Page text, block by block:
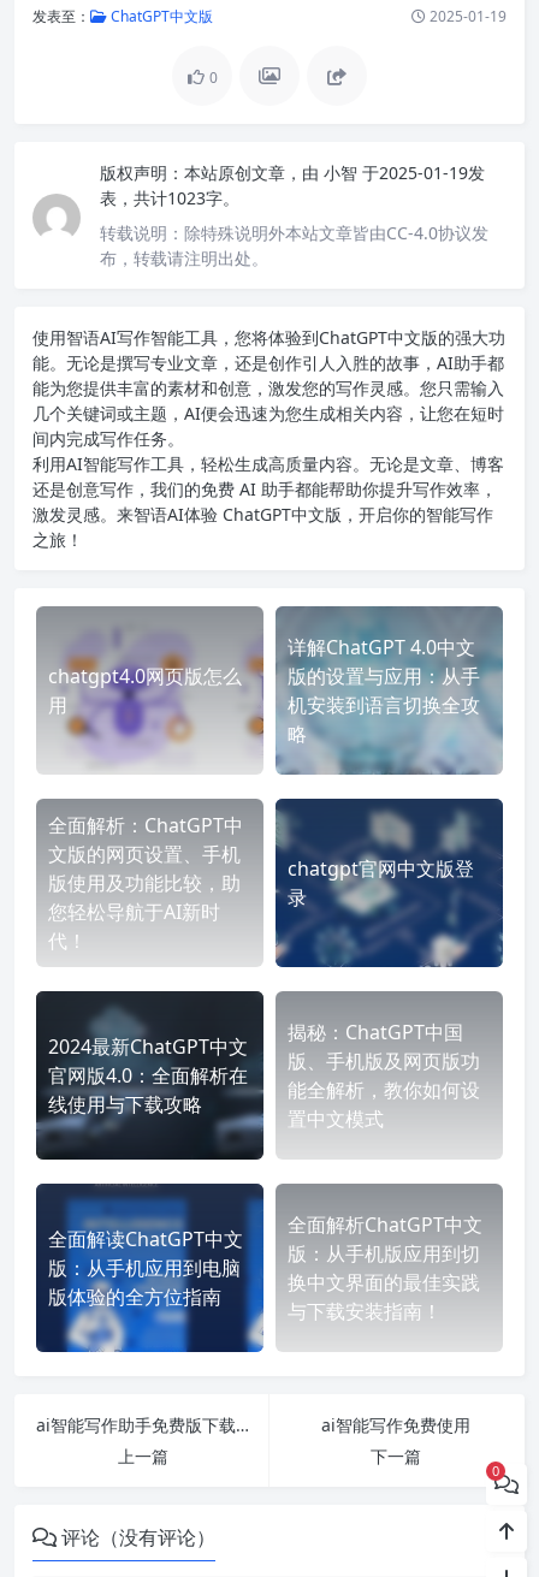
发表至： ChatGPT中文版 2025-01-19
0
版权声明： 本站原创文章，由 小智 于2025-01-19发
表，共计1023字。
转载说明： 除特殊说明外本站文章皆由CC-4.0协议发
布，转载请注明出处。
使用智语AI写作智能工具，您将体验到ChatGPT中文版的强大功
能。无论是撰写专业文章，还是创作引人入胜的故事，AI助手都
能为您提供丰富的素材和创意，激发您的写作灵感。您只需输入
几个关键词或主题，AI便会迅速为您生成相关内容，让您在短时
间内完成写作任务。
利用AI智能写作工具，轻松生成高质量内容。无论是文章、博客
还是创意写作，我们的免费 AI 助手都能帮助你提升写作效率，
激发灵感。来智语AI体验 ChatGPT中文版 ，开启你的智能写作
之旅！
chatgpt4.0网页版怎么
用
详解ChatGPT 4.0中文
版的设置与应用：从手
机安装到语言切换全攻
略
全面解析：ChatGPT中
文版的网页设置、手机
版使用及功能比较，助
您轻松导航于AI新时
代！
chatgpt官网中文版登
录
2024最新ChatGPT中文
官网版4.0：全面解析在
线使用与下载攻略
揭秘：ChatGPT中国
版、手机版及网页版功
能全解析，教你如何设
置中文模式
全面解读ChatGPT中文
版：从手机应用到电脑
版体验的全方位指南
全面解析ChatGPT中文
版：从手机版应用到切
换中文界面的最佳实践
与下载安装指南！
ai智能写作助手免费版下载安装
上一篇
ai智能写作免费使用
下一篇
评论（没有评论）
0